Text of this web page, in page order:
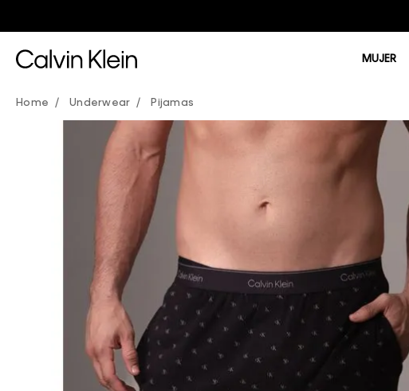
MUJER
Underwear Pijamas